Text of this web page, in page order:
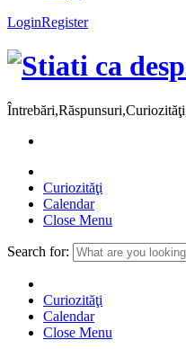
LoginRegister
Curiozităţi
Calendar
Close Menu
Search for:
Curiozităţi
Calendar
Close Menu